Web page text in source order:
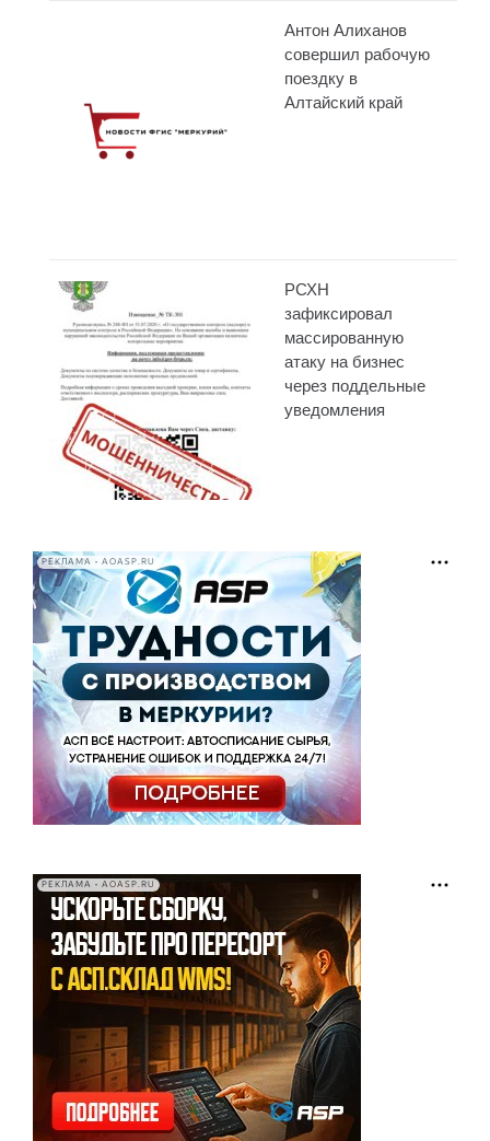
Антон Алиханов
совершил рабочую
поездку в
Алтайский край
РСХН
зафиксировал
массированную
атаку на бизнес
через поддельные
уведомления
РЕКЛАМА • AOASP.RU
РЕКЛАМА • AOASP.RU